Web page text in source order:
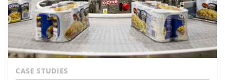
CASE STUDIES